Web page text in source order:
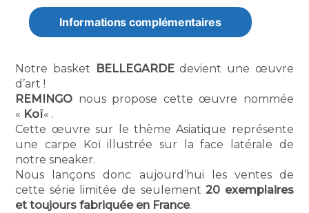
Informations complémentaires
Notre basket BELLEGARDEdevient une œuvre
d’art !
REMINGO nous propose cette œuvre nommée
« Koï« .
Cette œuvre sur le thème Asiatique représente
une carpe Koï illustrée sur la face latérale de
notre sneaker.
Nous lançons donc aujourd’hui les ventes de
cette série limitée de seulement20 exemplaires
et toujours fabriquée en France.